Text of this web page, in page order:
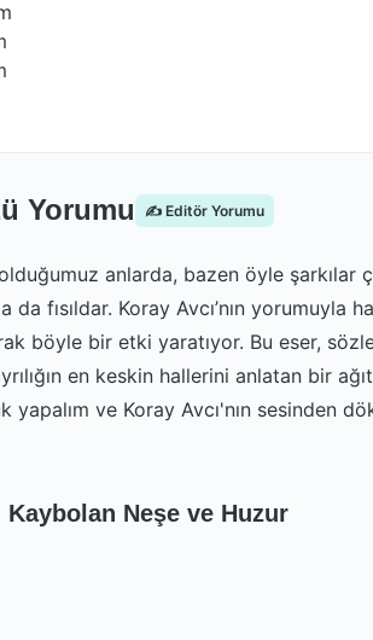
Yorumu ✍️ Editör Yorumu
anlarda, bazen öyle şarkılar
da fısıldar. Koray Avcı’nın yorumuyla
böyle bir etki yaratıyor. Bu eser,
en keskin hallerini anlatan bir
yapalım ve Koray Avcı'nın sesinden
Kaybolan Neşe ve Huzur